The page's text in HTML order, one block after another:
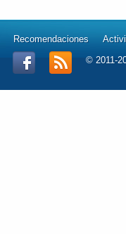
Recomendaciones
© 2011-